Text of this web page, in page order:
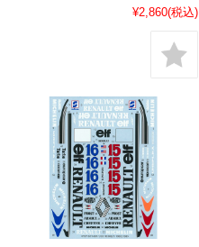
¥2,860(税込)